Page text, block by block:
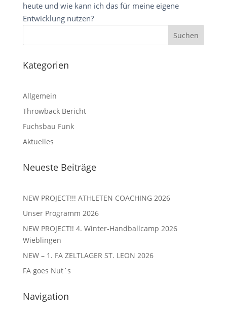
heute und wie kann ich das für meine eigene
Entwicklung nutzen?
Kategorien
Allgemein
Throwback Bericht
Fuchsbau Funk
Aktuelles
Neueste Beiträge
NEW PROJECT!!! ATHLETEN COACHING 2026
Unser Programm 2026
NEW PROJECT!! 4. Winter-Handballcamp 2026
Wieblingen
NEW – 1. FA ZELTLAGER ST. LEON 2026
FA goes Nut´s
Navigation